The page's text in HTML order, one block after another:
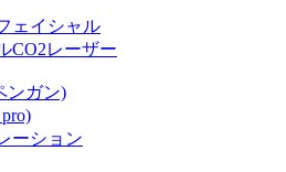
ェイシャル
CO2レーザー
ンガン)
ーション